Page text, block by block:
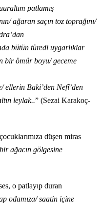
patlamış
ağaran saçın toz toprağını/
bütün türedi uygarlıklar
bir ömür boyu/ geceme
ellerin Baki’den Nefî’den
leylak..” (Sezai Karakoç-
düşen miras
ağacın gölgesine
o patlayıp duran
odamıza/ saatin içine